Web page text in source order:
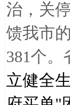
治，关
馈我市
381个
立健全